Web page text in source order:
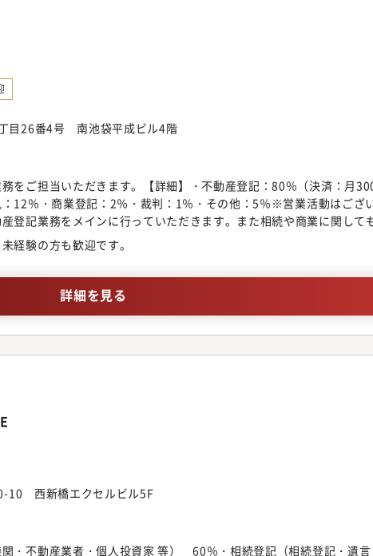
目26番4号 南池袋平成ビル4階
をご担当いただきます。【詳細】・不動産登記：80％（決済：月
12％・商業登記：2％・裁判：1％・その他：5％※営業活動はござ
登記業務をメインに行っていただきます。また相続や商業に関して
総合的に成長できる業務分配をいたします。【クライアント】西武沿
会社、他士業、全国大手仲介会社、金融機関など。取引は多数。多岐
アントの方と接することができます。【キャリアの選択】ご希望に
能です。・社員司法書士・パートナー司法書士・使用人司法書士【入
経験の方も歓迎です。
詳細を見る
10 西新橋エクセルビル5F
関・不動産業者・個人投資家 等） 60％・相続登記（相続登記・遺言